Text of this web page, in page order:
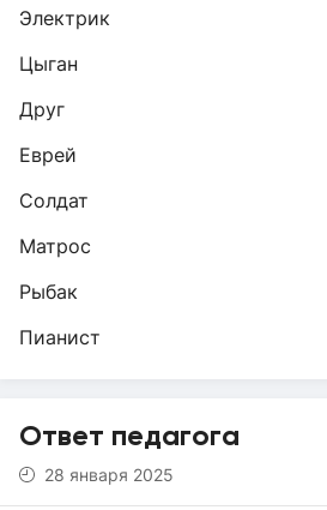
Электрик
Цыган
Друг
Еврей
Солдат
Матрос
Рыбак
Пианист
Ответ педагога
28 января 2025